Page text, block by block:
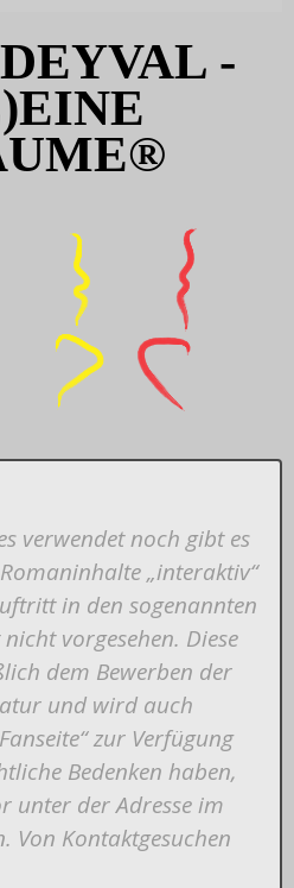
-
verwendet noch gibt es
„interaktiv“
in den sogenannten
vorgesehen. Diese
dem Bewerben der
und wird auch
zur Verfügung
Bedenken haben,
unter der Adresse im
Von Kontaktgesuchen